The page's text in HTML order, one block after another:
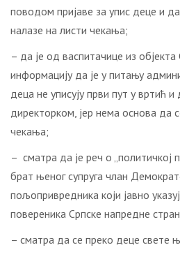
поводом пријаве за упис деце и
налазе на листи чекања;
– да је од васпитачице из
информацију да је у питању
деца не уписују први пут у вртић
директорком, јер нема основа да
чекања;
– сматра да је реч о „политичкој
брат њеног супруга члан
пољопривредника који јавно
повереника Српске напредне
– сматра да се преко деце свете